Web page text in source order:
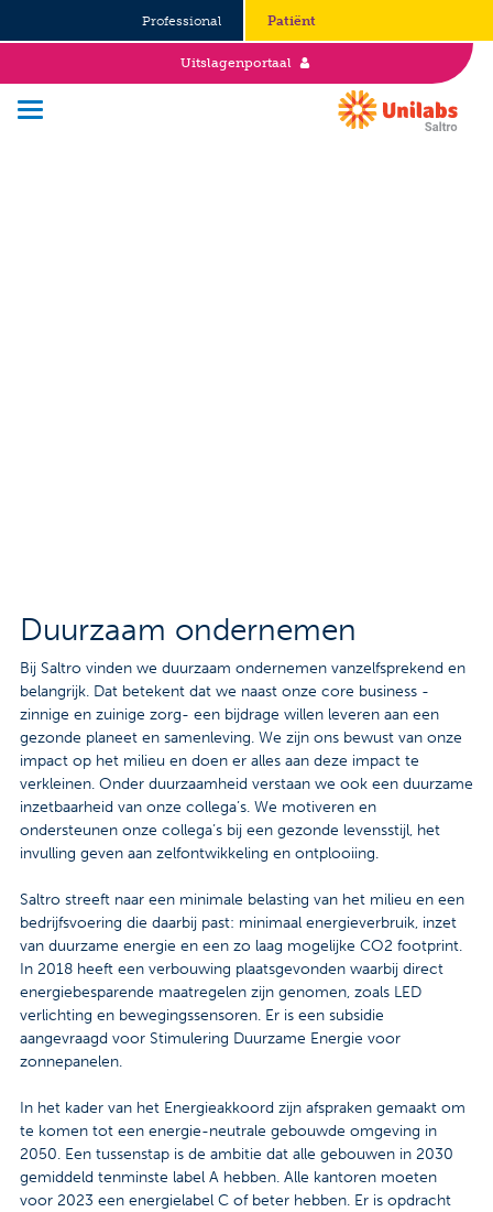
Professional Patiënt
Uitslagenportaal
Afspraak maken
Locaties
Praktische informatie
Onderzoeken
Trombosedienst
Duurzaam ondernemen
Bij Saltro vinden we duurzaam ondernemen vanzelfsprekend en
belangrijk. Dat betekent dat we naast onze core business -
zinnige en zuinige zorg- een bijdrage willen leveren aan een
gezonde planeet en samenleving. We zijn ons bewust van onze
impact op het milieu en doen er alles aan deze impact te
verkleinen. Onder duurzaamheid verstaan we ook een duurzame
inzetbaarheid van onze collega’s. We motiveren en
ondersteunen onze collega’s bij een gezonde levensstijl, het
invulling geven aan zelfontwikkeling en ontplooiing.
Saltro streeft naar een minimale belasting van het milieu en een
bedrijfsvoering die daarbij past: minimaal energieverbruik, inzet
van duurzame energie en een zo laag mogelijke CO2 footprint.
In 2018 heeft een verbouwing plaatsgevonden waarbij direct
energiebesparende maatregelen zijn genomen, zoals LED
verlichting en bewegingssensoren. Er is een subsidie
aangevraagd voor Stimulering Duurzame Energie voor
zonnepanelen.
In het kader van het Energieakkoord zijn afspraken gemaakt om
te komen tot een energie-neutrale gebouwde omgeving in
2050. Een tussenstap is de ambitie dat alle gebouwen in 2030
gemiddeld tenminste label A hebben. Alle kantoren moeten
voor 2023 een energielabel C of beter hebben. Er is opdracht